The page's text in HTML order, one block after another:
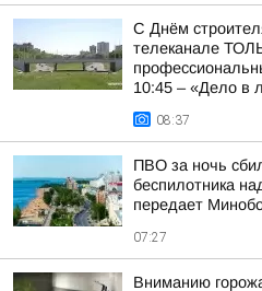
С Днём
телеканале
10:45 – «Дело в
08:37
ПВО за ночь
беспилотника
передает
07:27
Вниманию